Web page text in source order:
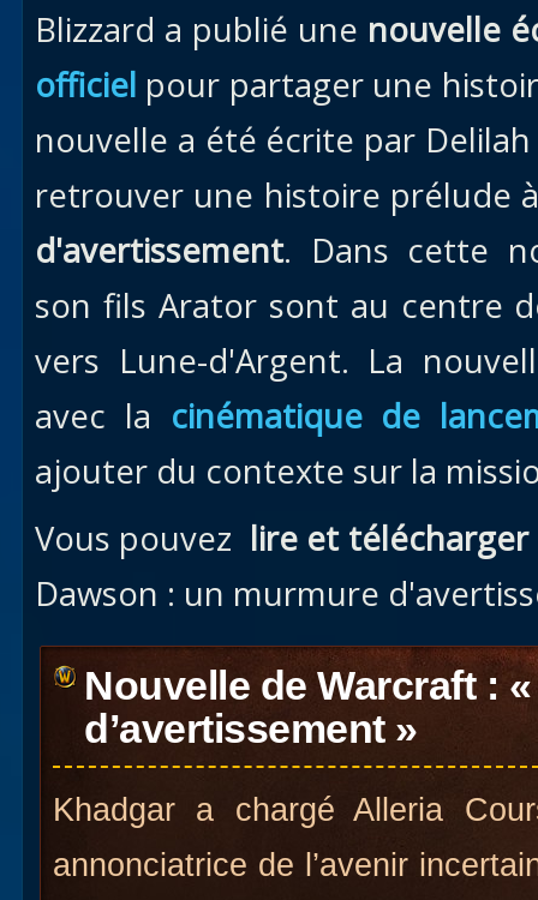
le vol
Uldum
Val
Blizzard a publié une nouvelle
officiel pour partager une
nouvelle a été écrite par
retrouver une histoire prélude
d'avertissement. Dans cette
son fils Arator sont au centre
vers Lune-d'Argent. La
avec la cinématique de
ajouter du contexte sur la
Vous pouvez lire et
Dawson : un murmure
Nouvelle de Warcraft :
d’avertissement »
Khadgar a chargé Alleria
annonciatrice de l’avenir